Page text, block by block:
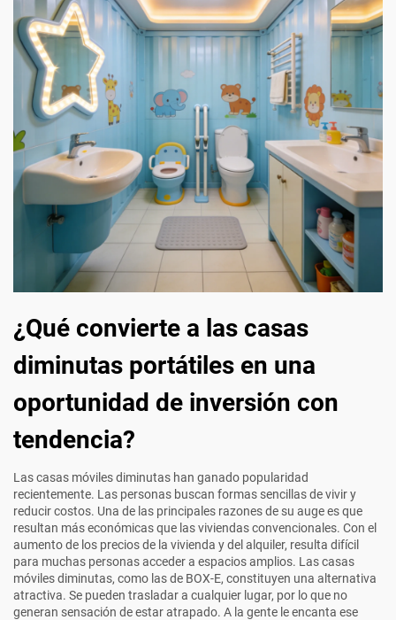
¿Qué convierte a las casas
diminutas portátiles en una
oportunidad de inversión con
tendencia?
Las casas móviles diminutas han ganado popularidad
recientemente. Las personas buscan formas sencillas de vivir y
reducir costos. Una de las principales razones de su auge es que
resultan más económicas que las viviendas convencionales. Con el
aumento de los precios de la vivienda y del alquiler, resulta difícil
para muchas personas acceder a espacios amplios. Las casas
móviles diminutas, como las de BOX-E, constituyen una alternativa
atractiva. Se pueden trasladar a cualquier lugar, por lo que no
generan sensación de estar atrapado. A la gente le encanta ese